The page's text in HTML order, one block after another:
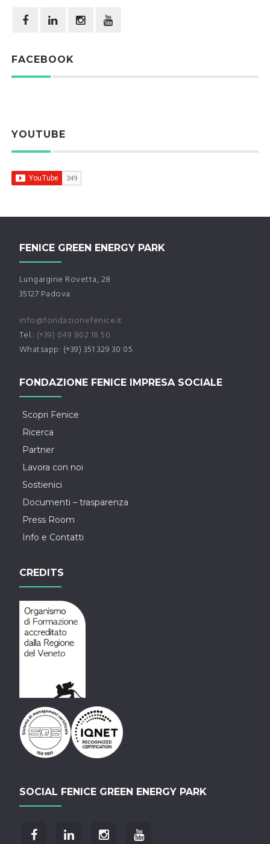
FACEBOOK
YOUTUBE
FENICE GREEN ENERGY PARK
Lungargine Rovetta, 28
35127 Padova
info@fondazionefenice.it
Tel.: (+39) 049 802 18 50
Whatsapp: (+39) 351 329 30 05
FONDAZIONE FENICE IMPRESA SOCIALE
Scopri Fenice
Ricerca
Partner
Lavora con noi
Sostienici
Documenti – trasparenza
Press Room
Info e Contatti
CREDITS
SOCIAL FENICE GREEN ENERGY PARK